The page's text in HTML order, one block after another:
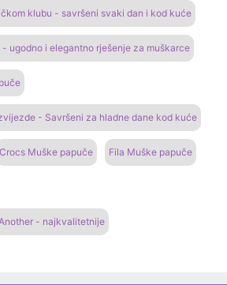
klubu - savršeni svaki dan i kod kuće
ugodno i elegantno rješenje za muškarce
- Savršeni za hladne dane kod kuće
Crocs Muške papuče Fila Muške papuče
- najkvalitetnije